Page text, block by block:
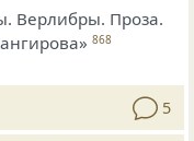
Верлибры. Проза.
868
5